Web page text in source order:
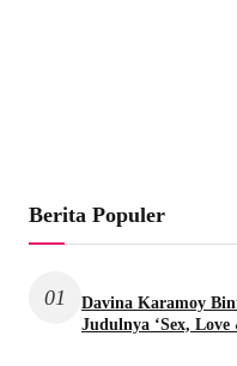
Berita Populer
01
Davina Karamoy
Judulnya ‘Sex,